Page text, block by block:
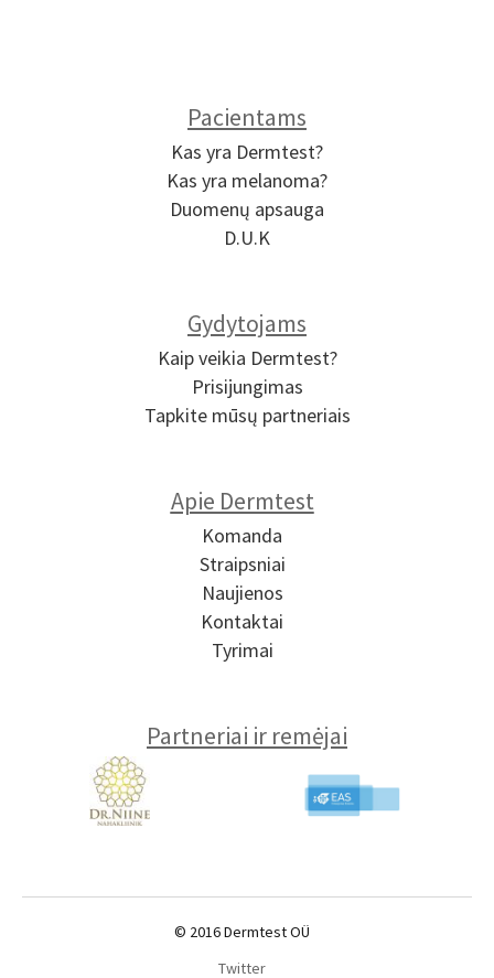
Pacientams
Kas yra Dermtest?
Kas yra melanoma?
Duomenų apsauga
D.U.K
Gydytojams
Kaip veikia Dermtest?
Prisijungimas
Tapkite mūsų partneriais
Apie Dermtest
Komanda
Straipsniai
Naujienos
Kontaktai
Tyrimai
Partneriai ir remėjai
© 2016 Dermtest OÜ
Twitter